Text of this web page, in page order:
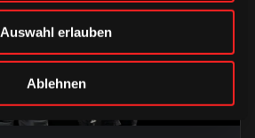
Auswahl erlauben
Ablehnen